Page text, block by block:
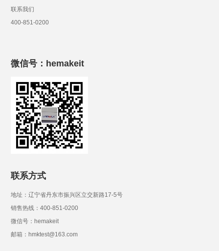
联系我们
400-851-0200
微信号：hemakeit
联系方式
地址：辽宁省丹东市振兴区立交新路17-5号
销售热线：400-851-0200
微信号：hemakeit
邮箱：hmktest@163.com